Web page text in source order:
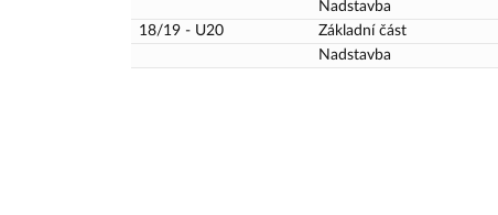
Nadstavba
18/19 - U20
Základní část
Nadstavba